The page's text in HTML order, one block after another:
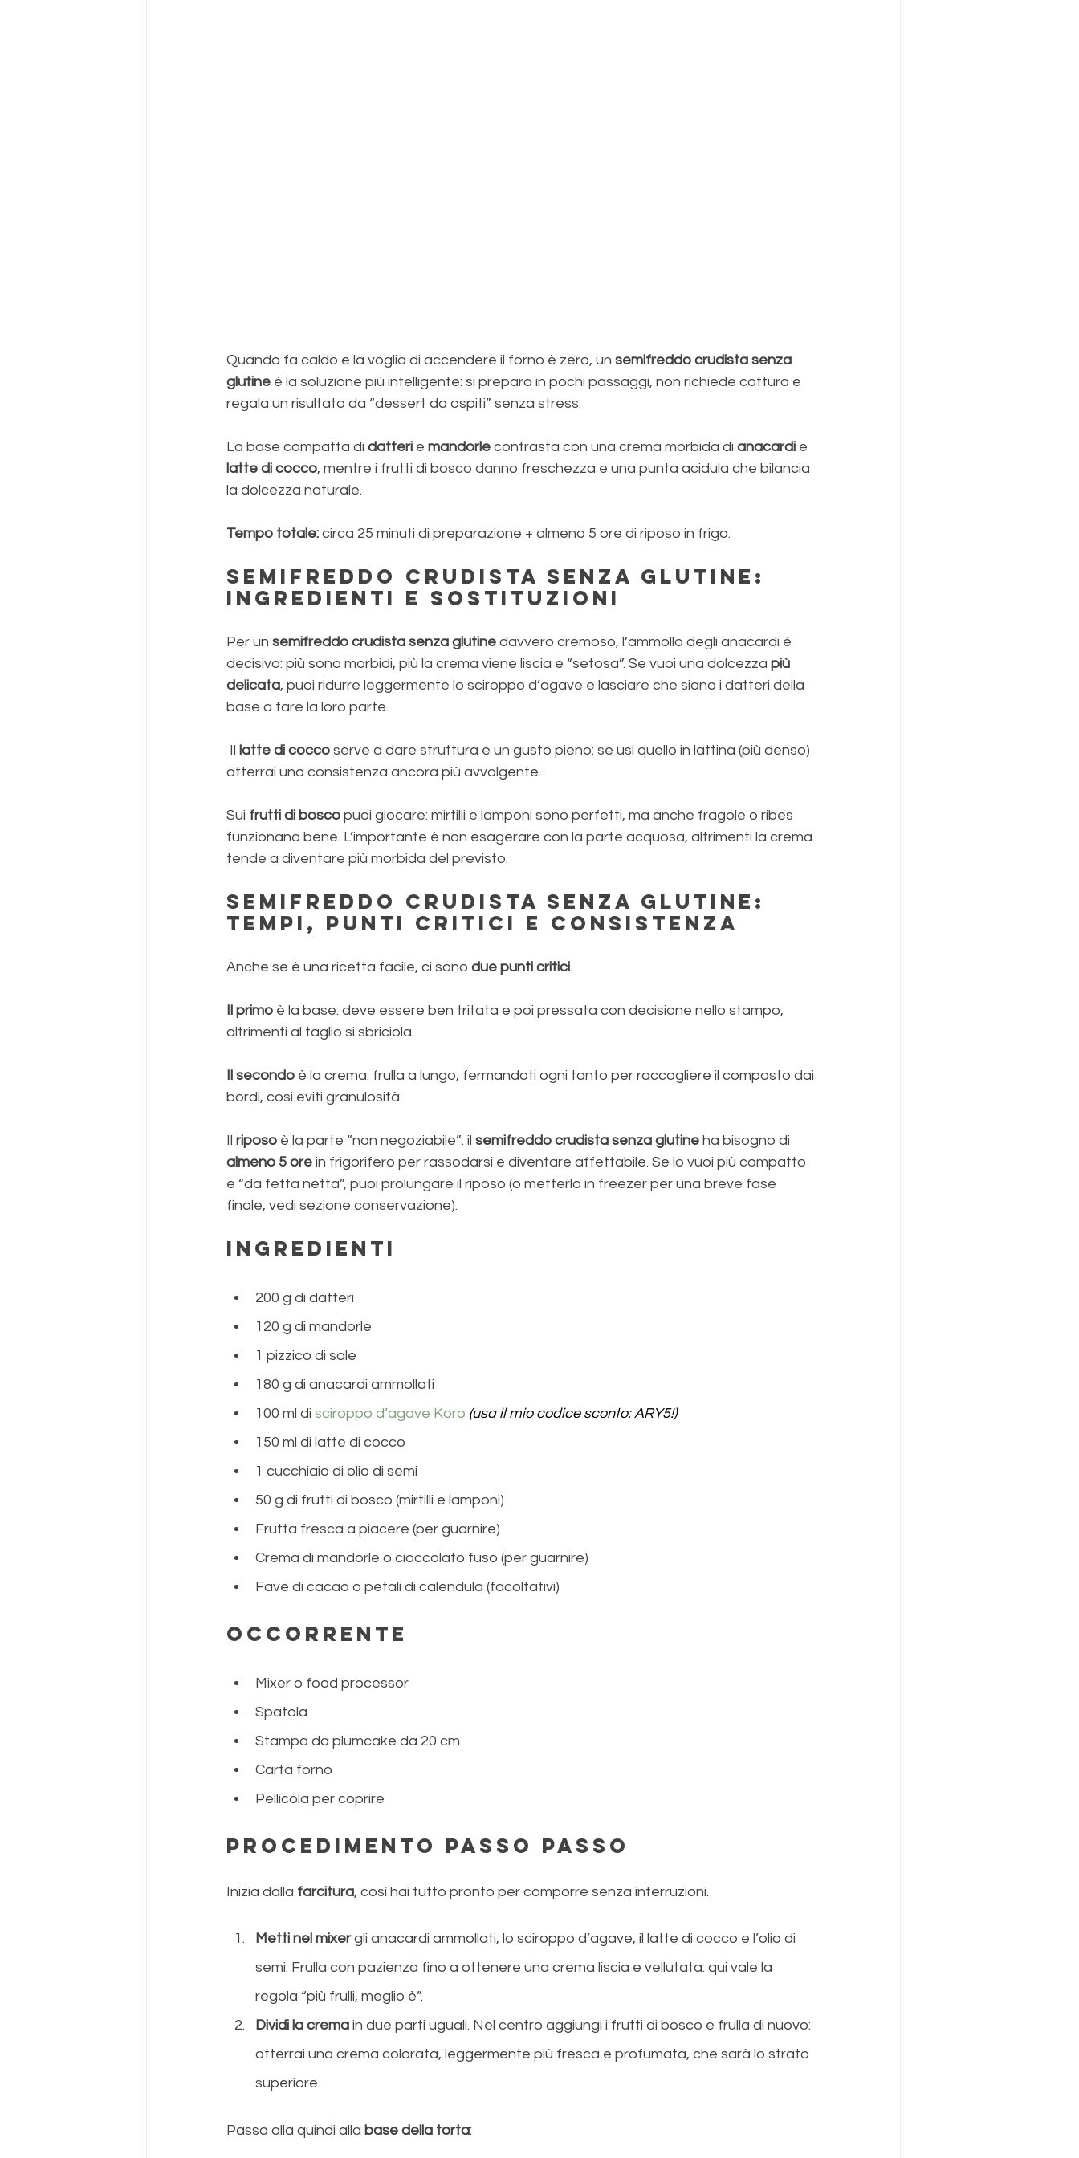
Quando fa caldo e la voglia di accendere il forno è zero, un semifreddo crudista senza
glutine è la soluzione più intelligente: si prepara in pochi passaggi, non richiede cottura e
regala un risultato da “dessert da ospiti” senza stress.
La base compatta di datteri e mandorle contrasta con una crema morbida di anacardi e
latte di cocco, mentre i frutti di bosco danno freschezza e una punta acidula che bilancia
la dolcezza naturale.
Tempo totale: circa 25 minuti di preparazione + almeno 5 ore di riposo in frigo.
Semifreddo crudista senza glutine:
ingredienti e sostituzioni
Per un semifreddo crudista senza glutine davvero cremoso, l’ammollo degli anacardi è
decisivo: più sono morbidi, più la crema viene liscia e “setosa”. Se vuoi una dolcezza più
delicata, puoi ridurre leggermente lo sciroppo d’agave e lasciare che siano i datteri della
base a fare la loro parte.
Il latte di cocco serve a dare struttura e un gusto pieno: se usi quello in lattina (più denso)
otterrai una consistenza ancora più avvolgente.
Sui frutti di bosco puoi giocare: mirtilli e lamponi sono perfetti, ma anche fragole o ribes
funzionano bene. L’importante è non esagerare con la parte acquosa, altrimenti la crema
tende a diventare più morbida del previsto.
Semifreddo crudista senza glutine:
tempi, punti critici e consistenza
Anche se è una ricetta facile, ci sono due punti critici.
Il primo è la base: deve essere ben tritata e poi pressata con decisione nello stampo,
altrimenti al taglio si sbriciola.
Il secondo è la crema: frulla a lungo, fermandoti ogni tanto per raccogliere il composto dai
bordi, così eviti granulosità.
Il riposo è la parte “non negoziabile”: il semifreddo crudista senza glutine ha bisogno di
almeno 5 ore in frigorifero per rassodarsi e diventare affettabile. Se lo vuoi più compatto
e “da fetta netta”, puoi prolungare il riposo (o metterlo in freezer per una breve fase
finale, vedi sezione conservazione).
Ingredienti
200 g di datteri
120 g di mandorle
1 pizzico di sale
180 g di anacardi ammollati
100 ml di sciroppo d’agave Koro (usa il mio codice sconto: ARY5!)
150 ml di latte di cocco
1 cucchiaio di olio di semi
50 g di frutti di bosco (mirtilli e lamponi)
Frutta fresca a piacere (per guarnire)
Crema di mandorle o cioccolato fuso (per guarnire)
Fave di cacao o petali di calendula (facoltativi)
Occorrente
Mixer o food processor
Spatola
Stampo da plumcake da 20 cm
Carta forno
Pellicola per coprire
Procedimento passo passo
Inizia dalla farcitura, così hai tutto pronto per comporre senza interruzioni.
Metti nel mixer gli anacardi ammollati, lo sciroppo d’agave, il latte di cocco e l’olio di
semi. Frulla con pazienza fino a ottenere una crema liscia e vellutata: qui vale la
regola “più frulli, meglio è”.
Dividi la crema in due parti uguali. Nel centro aggiungi i frutti di bosco e frulla di nuovo:
otterrai una crema colorata, leggermente più fresca e profumata, che sarà lo strato
superiore.
Passa alla quindi alla base della torta: